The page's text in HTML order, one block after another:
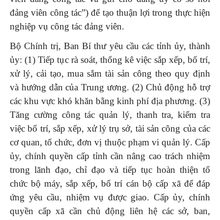
đảng viên công tác”) để tạo thuận lợi trong thực hiện
nghiệp vụ công tác đảng viên.
Bộ Chính trị, Ban Bí thư yêu cầu các tỉnh ủy, thành
ủy: (1) Tiếp tục rà soát, thống kê việc sắp xếp, bố trí,
xử lý, cải tạo, mua sắm tài sản công theo quy định
và hướng dẫn của Trung ương. (2) Chủ động hỗ trợ
các khu vực khó khăn bằng kinh phí địa phương. (3)
Tăng cường công tác quản lý, thanh tra, kiểm tra
việc bố trí, sắp xếp, xử lý trụ sở, tài sản công của các
cơ quan, tổ chức, đơn vị thuộc phạm vi quản lý. Cấp
ủy, chính quyền cấp tỉnh cần nâng cao trách nhiệm
trong lãnh đạo, chỉ đạo và tiếp tục hoàn thiện tổ
chức bộ máy, sắp xếp, bố trí cán bộ cấp xã để đáp
ứng yêu cầu, nhiệm vụ được giao. Cấp ủy, chính
quyền cấp xã cần chủ động liên hệ các sở, ban,